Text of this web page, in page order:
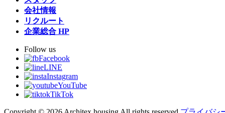
会社情報
リクルート
企業総合 HP
Follow us
Facebook
LINE
Instagram
YouTube
TikTok